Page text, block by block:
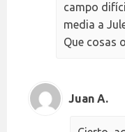
campo
media a
Que cosas
Juan A.